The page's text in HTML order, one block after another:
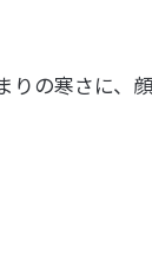
の寒さに、